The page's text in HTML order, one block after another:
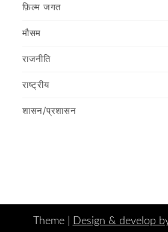
फ़िल्‍म जगत
मौसम
राजनीति
राष्ट्रीय
शासन/प्रशासन
Theme | Design & develop